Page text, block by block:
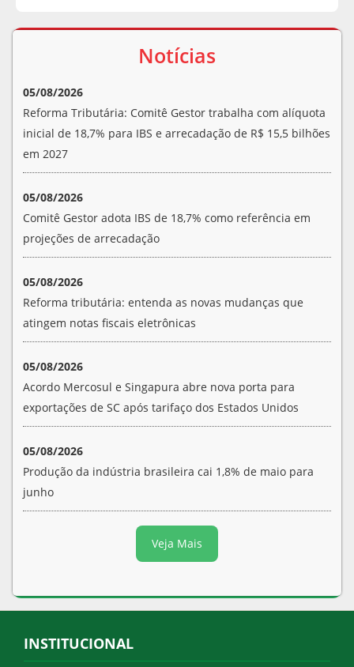
Notícias
05/08/2026
Reforma Tributária: Comitê Gestor trabalha com alíquota
inicial de 18,7% para IBS e arrecadação de R$ 15,5 bilhões
em 2027
05/08/2026
Comitê Gestor adota IBS de 18,7% como referência em
projeções de arrecadação
05/08/2026
Reforma tributária: entenda as novas mudanças que
atingem notas fiscais eletrônicas
05/08/2026
Acordo Mercosul e Singapura abre nova porta para
exportações de SC após tarifaço dos Estados Unidos
05/08/2026
Produção da indústria brasileira cai 1,8% de maio para
junho
Veja Mais
INSTITUCIONAL